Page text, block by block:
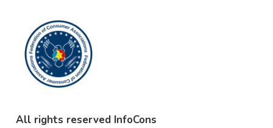
All rights reserved InfoCons